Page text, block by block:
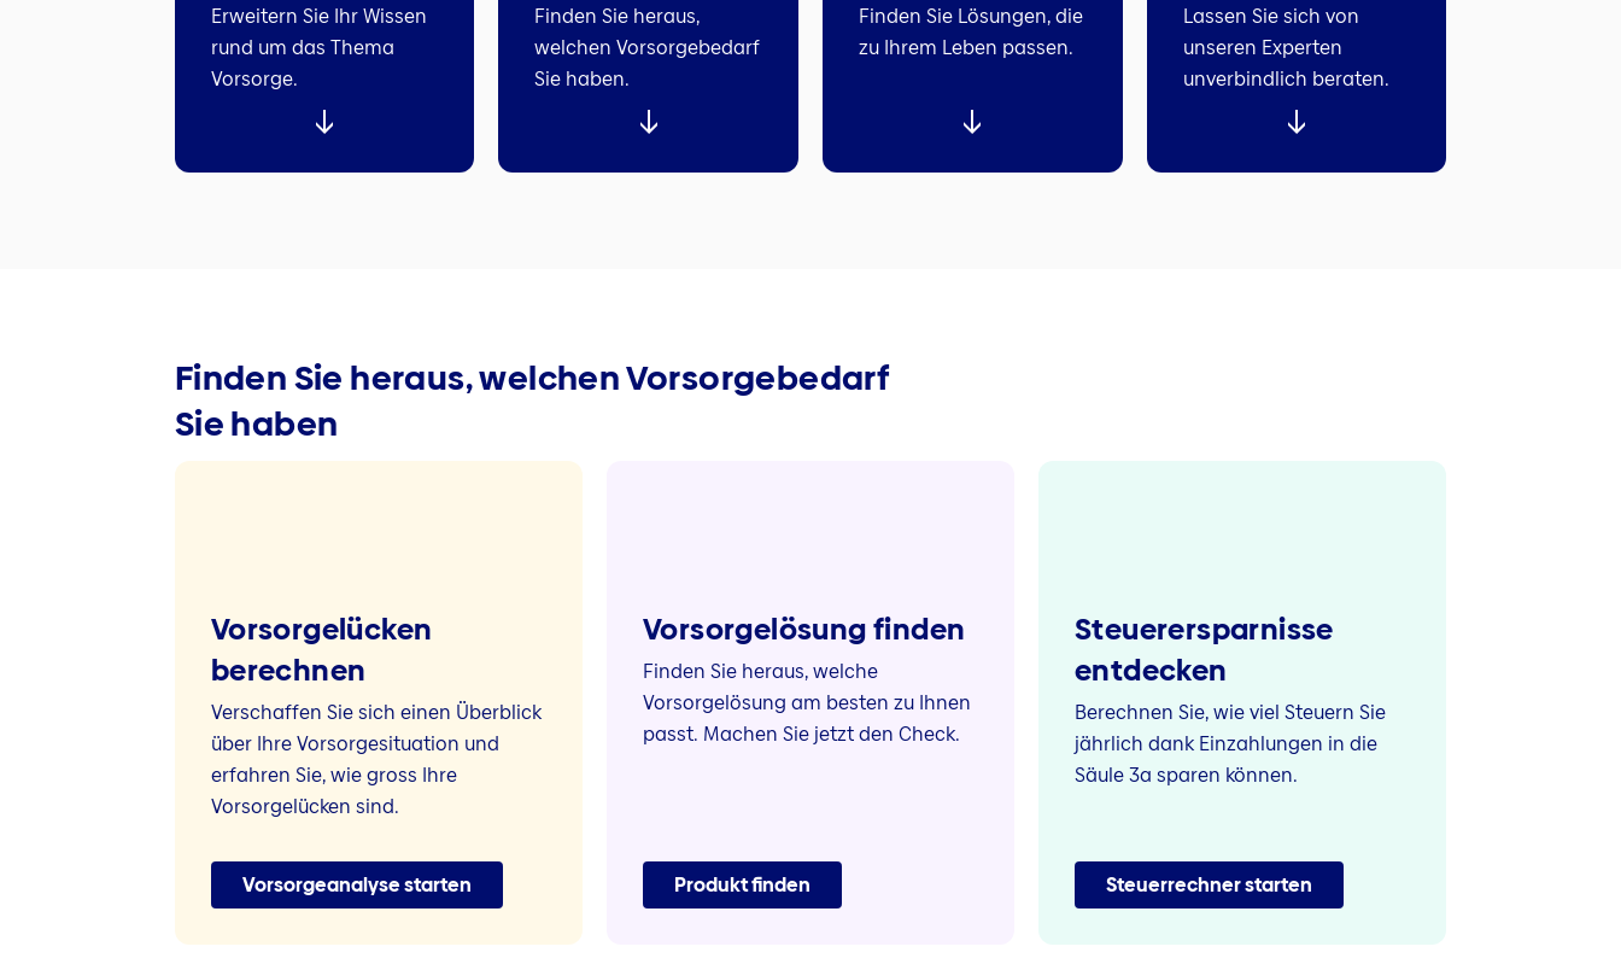
Erweitern Sie Ihr Wissen
rund um das Thema
Vorsorge.
Finden Sie heraus,
welchen Vorsorgebedarf
Sie haben.
Finden Sie Lösungen, die
zu Ihrem Leben passen.
Lassen Sie sich von
unseren Experten
unverbindlich beraten.
Finden Sie heraus, welchen Vorsorge­bedarf
Sie haben
Vorsorgelücken
berechnen
Verschaffen Sie sich einen Überblick
über Ihre Vorsorgesituation und
erfahren Sie, wie gross Ihre
Vorsorgelücken sind.
Vorsorgeanalyse starten
Vorsorgelösung finden
Finden Sie heraus, welche
Vorsorgelösung am besten zu Ihnen
passt. Machen Sie jetzt den Check.
Produkt finden
Steuerersparnisse
entdecken
Berechnen Sie, wie viel Steuern Sie
jährlich dank Einzahlungen in die
Säule 3a sparen können.
Steuerrechner starten